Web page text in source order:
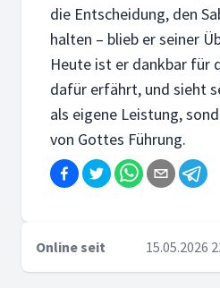
die Entscheidung, den
halten – blieb er seiner
Heute ist er dankbar für
dafür erfährt, und sieht
als eigene Leistung,
von Gottes Führung.
Online seit 15.05.2026